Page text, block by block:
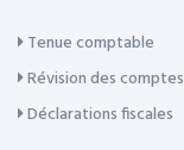
Tenue comptable
Révision des comptes
Déclarations fiscales